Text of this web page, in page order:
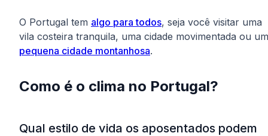
O Portugal tem algo para todos, seja você visitar uma
vila costeira tranquila, uma cidade movimentada ou
pequena cidade montanhosa.
Como é o clima no Portugal?
Qual estilo de vida os aposentados podem